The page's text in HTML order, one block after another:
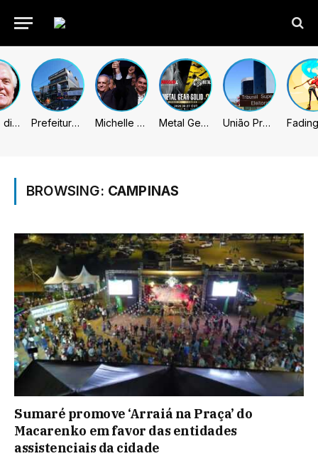
Caiado diz que “governa” com emendas e julga facções terroristas Prefeitura de Sumaré inaugura nova subsede da GCM na Área Cura Michelle celebra vice de Flávio: “Que chapa possa ser vitoriosa” Metal Gear Solid: Master Collection 2 terá legendas e menus em portugues União Progressista e PL terão mais tempo de propaganda eleitoral
BROWSING: CAMPINAS
Sumaré promove ‘Arraiá na Praça’ do
Macarenko em favor das entidades
assistenciais da cidade